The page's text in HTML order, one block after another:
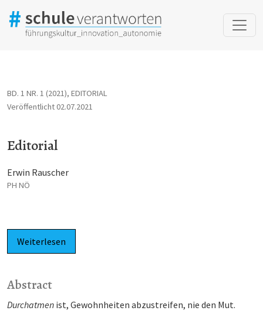
BD. 1 NR. 1 (2021), EDITORIAL
Editorial
Veröffentlicht 02.07.2021
Erwin Rauscher
PH NÖ
Weiterlesen
Abstract
Durchatmen ist, Gewohnheiten abzustreifen, nie den Mut.